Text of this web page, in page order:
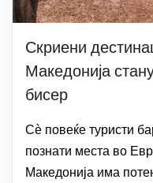
Скриени
Македонија
бисер
Сѐ повеќе туристи
познати места во
Македонија има